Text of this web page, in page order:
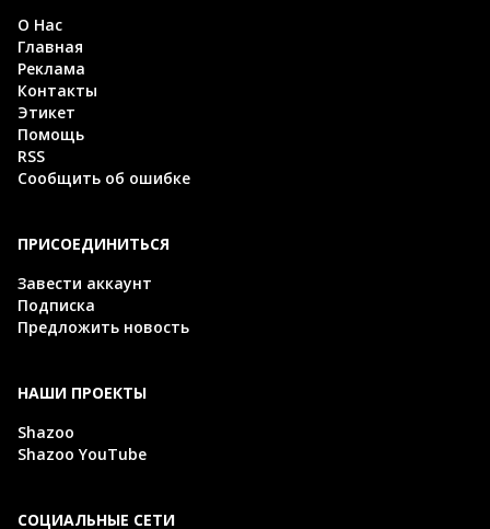
О Нас
Главная
Реклама
Контакты
Этикет
Помощь
RSS
Сообщить об ошибке
ПРИСОЕДИНИТЬСЯ
Завести аккаунт
Подписка
Предложить новость
НАШИ ПРОЕКТЫ
Shazoo
Shazoo YouTube
СОЦИАЛЬНЫЕ СЕТИ